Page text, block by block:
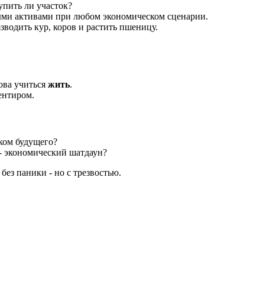
ли участок?
активами при любом экономическом сценарии.
кур, коров и растить пшеницу.
учиться жить.
будущего?
шатдаун?
паники - но с трезвостью.